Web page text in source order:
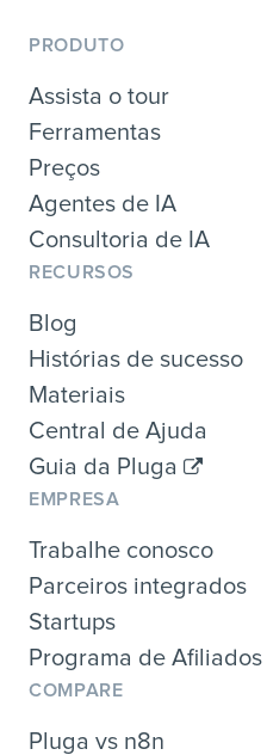
PRODUTO
Assista o tour
Ferramentas
Preços
Agentes de IA
Consultoria de IA
RECURSOS
Blog
Histórias de sucesso
Materiais
Central de Ajuda
Guia da Pluga
EMPRESA
Trabalhe conosco
Parceiros integrados
Startups
Programa de Afiliados
COMPARE
Pluga vs n8n